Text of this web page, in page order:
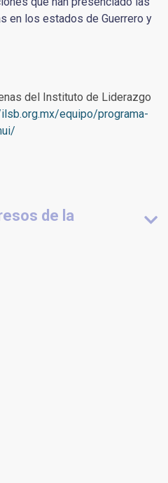
en los estados de Guerrero y
del Instituto de Liderazgo
equipo/programa-
de la